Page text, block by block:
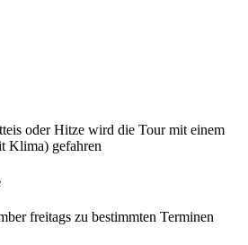
oder Hitze wird die Tour mit einem
Klima) gefahren
freitags zu bestimmten Terminen